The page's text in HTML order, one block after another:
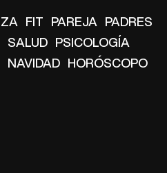
FIT PAREJA PADRES
SALUD PSICOLOGÍA
NAVIDAD HORÓSCOPO